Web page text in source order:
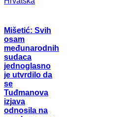
Mišetić: Svih
osam
međunarodnih
sudaca
jednoglasno
je utvrdilo da
se
Tuđmanova
izjava
odnosila na